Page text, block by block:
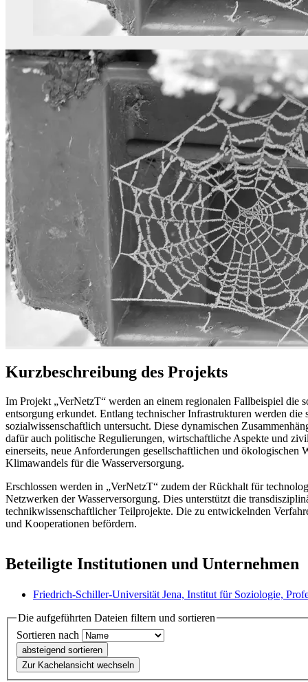
Kurzbeschreibung des Projekts
Im Projekt „VerNetzT“ werden an einem regionalen Fallbeispiel die
entsorgung erkundet. Entlang technischer Infrastrukturen werden
sozialwissenschaftlich untersucht. Diese dynamischen
dafür auch politische Regulierungen, wirtschaftliche Aspekte und
einerseits, neue Anforderungen gesellschaftlichen und ökologischen
Klimawandels für die Wasserversorgung.
Erschlossen werden in „VerNetzT“ zudem der Rückhalt für
Netzwerken der Wasserversorgung. Dies unterstützt die
technikwissenschaftlicher Teilprojekte. Die zu entwickelnden
und Kooperationen befördern.
Beteiligte Institutionen und Unternehmen
Friedrich-Schiller-Universität Jena, Institut für Soziologie,
Die aufgeführten Dateien filtern und sortieren
Sortieren nach
absteigend sortieren
Zur Kachelansicht wechseln